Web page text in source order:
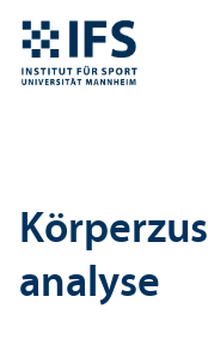
analyse